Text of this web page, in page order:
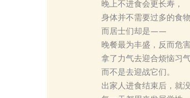
晚上不进食会更长寿，
身体并不需要过多的食物
而居士们却是——
晚餐最为丰盛，反而危害
拿了力气去迎合烦恼习气
而不是去迎战它们。
出家人进食结束后，就